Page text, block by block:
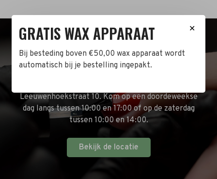
BEZOEK DE WINKEL!
Leeuwenhoekstraat 10. Kom op een doordeweekse
dag langs tussen 10:00 en 17:00 of op de zaterdag
tussen 10:00 en 14:00.
Bekijk de locatie
✕
GRATIS WAX APPARAAT
Bij besteding boven €50,00 wax apparaat wordt
automatisch bij je bestelling ingepakt.